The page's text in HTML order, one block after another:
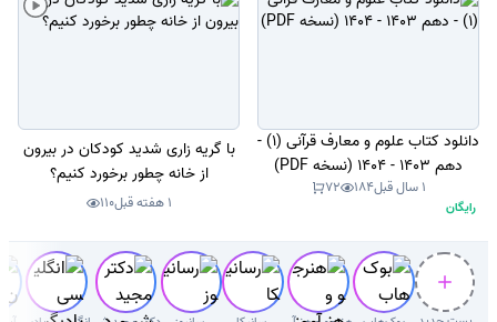
دانلود کتاب علوم و معارف قرآنی (1) -
دهم 1403 - 1404 (نسخه PDF)
1 سال قبل 184
72
رایگان
با گریه زاری شدید کودکان در بیرون
از خانه چطور برخورد کنیم؟
1 هفته قبل 110